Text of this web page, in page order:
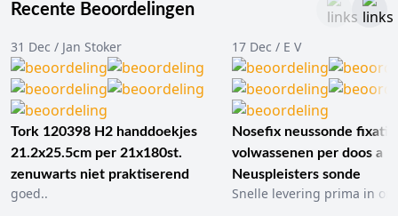
Recente Beoordelingen
31 Dec / Jan Stoker
Tork 120398 H2 handdoekjes
21.2x25.5cm per 21x180st.
zenuwarts niet praktiserend
goed..
17 Dec / E V
Nosefix neussonde
volwassenen per doos a
Neuspleisters sonde
Snelle levering prima in